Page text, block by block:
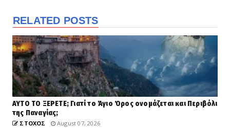
RELATED POSTS
ΑΥΤΟ ΤΟ ΞΕΡΕΤΕ; Γιατί το Άγιο Όρος ονομάζεται και Περιβόλι
της Παναγίας;
ΣΤΟΧΟΣ August 07, 2026